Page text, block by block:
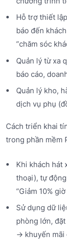
Hỗ trợ thiết
báo đến
“chăm sóc
Quản lý từ xa
báo cáo,
Quản lý kho,
dịch vụ phụ
Cách triển khai
trong phần mềm
Khi khách hát
thoại), tự
“Giảm 10%
Sử dụng dữ
phòng lớn,
→ khuyến mãi